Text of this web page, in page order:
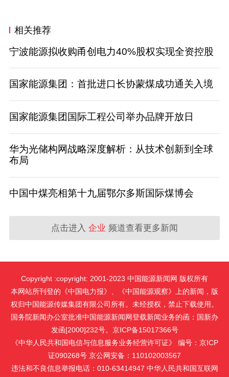
相关推荐
宁波能源拟收购甬创电力40%股权实现全资控股
国家能源集团：首批进口长协蒙煤成功通关入境
国家能源集团国际工程公司举办品牌开放日
华为光储构网战略深度解析：从技术创新到全球
布局
中国中煤亮相第十九届鄂尔多斯国际煤博会
点击进入 企业 频道查看更多新闻
Copyright :copyright: 2001-2023 中国能源新闻网 版权所有
本网站所刊登的《中国电力报》、《中国能源观察》上的新闻，版
权归中国能源传媒集团有限公司所有。未经授权，禁止下载使用。
国务院新闻办公室批准中国能源新闻网登载新闻业务的函：国新办
发函[2000]232号。京ICP备15017366号
《中华人民共和国电信与信息服务业务经营许可证》 编号：京ICP
证090268号 京公网安备：110102003567
违法和不良信息举报电话：010-63414947 中华人民共和国互联网